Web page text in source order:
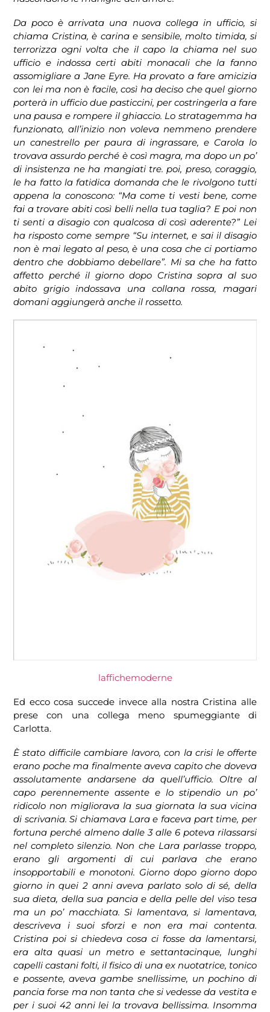
Da poco è arrivata una nuova collega in ufficio, si
chiama Cristina, è carina e sensibile, molto timida, si
terrorizza ogni volta che il capo la chiama nel suo
ufficio e indossa certi abiti monacali che la fanno
assomigliare a Jane Eyre. Ha provato a fare amicizia
con lei ma non è facile, così ha deciso che quel giorno
porterà in ufficio due pasticcini, per costringerla a fare
una pausa e rompere il ghiaccio. Lo stratagemma ha
funzionato, all’inizio non voleva nemmeno prendere
un canestrello per paura di ingrassare, e Carola lo
trovava assurdo perché è così magra, ma dopo un po’
di insistenza ne ha mangiati tre. poi, preso, coraggio,
le ha fatto la fatidica domanda che le rivolgono tutti
appena la conoscono: “Ma come ti vesti bene, come
fai a trovare abiti così belli nella tua taglia? E poi non
ti senti a disagio con qualcosa di così aderente?” Lei
ha risposto come sempre “Su internet, e sai il disagio
non è mai legato al peso, è una cosa che ci portiamo
dentro che dobbiamo debellare”. Mi sa che ha fatto
affetto perché il giorno dopo Cristina sopra al suo
abito grigio indossava una collana rossa, magari
domani aggiungerà anche il rossetto.
laffichemoderne
Ed ecco cosa succede invece alla nostra Cristina alle
prese con una collega meno spumeggiante di
Carlotta.
È stato difficile cambiare lavoro, con la crisi le offerte
erano poche ma finalmente aveva capito che doveva
assolutamente andarsene da quell’ufficio. Oltre al
capo perennemente assente e lo stipendio un po’
ridicolo non migliorava la sua giornata la sua vicina
di scrivania. Si chiamava Lara e faceva part time, per
fortuna perché almeno dalle 3 alle 6 poteva rilassarsi
nel completo silenzio. Non che Lara parlasse troppo,
erano gli argomenti di cui parlava che erano
insopportabili e monotoni. Giorno dopo giorno dopo
giorno in quei 2 anni aveva parlato solo di sé, della
sua dieta, della sua pancia e della pelle del viso tesa
ma un po’ macchiata. Si lamentava, si lamentava,
descriveva i suoi sforzi e non era mai contenta.
Cristina poi si chiedeva cosa ci fosse da lamentarsi,
era alta quasi un metro e settantacinque, lunghi
capelli castani folti, il fisico di una ex nuotatrice, tonico
e possente, aveva gambe snellissime, un pochino di
pancia forse ma non tanta che si vedesse da vestita e
per i suoi 42 anni lei la trovava bellissima. Insomma